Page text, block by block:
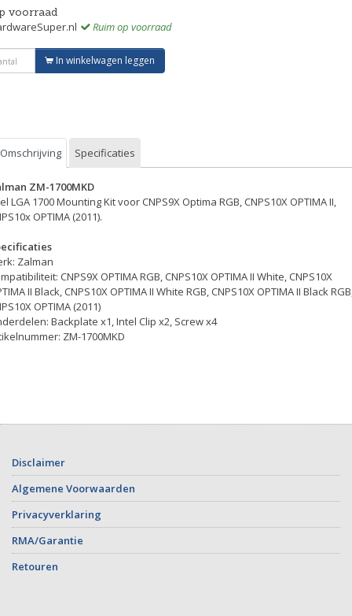
voorraad
Ruim op voorraad
In winkelwagen leggen
Omschrijving Specificaties
ZM-1700MKD
LGA 1700 Mounting Kit voor CNPS9X Optima RGB, CNPS10X OPTIMA II,
OPTIMA (2011).
Zalman
CNPS9X OPTIMA RGB, CNPS10X OPTIMA II White, CNPS10X
II Black, CNPS10X OPTIMA II White RGB, CNPS10X OPTIMA II Black
OPTIMA (2011)
Backplate x1, Intel Clip x2, Screw x4
ZM-1700MKD
Disclaimer
Algemene Voorwaarden
Privacyverklaring
RMA/Garantie
Retouren